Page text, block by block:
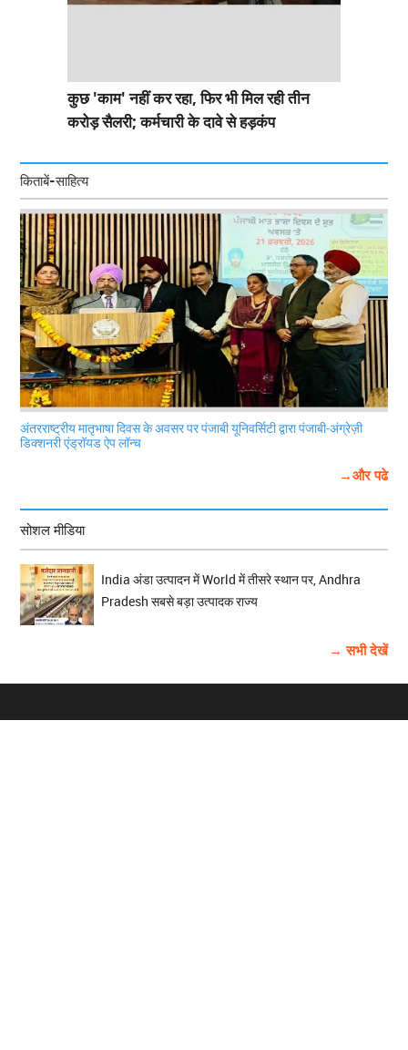
कुछ 'काम' नहीं कर रहा, फिर भी मिल रही तीन
करोड़ सैलरी; कर्मचारी के दावे से हड़कंप
किताबें-साहित्य
अंतरराष्ट्रीय मातृभाषा दिवस के अवसर पर पंजाबी यूनिवर्सिटी द्वारा पंजाबी-अंग्रेज़ी
डिक्शनरी एंड्रॉयड ऐप लॉन्च
→और पढे
सोशल मीडिया
India अंडा उत्पादन में World में तीसरे स्थान पर, Andhra
Pradesh सबसे बड़ा उत्पादक राज्य
→ सभी देखें